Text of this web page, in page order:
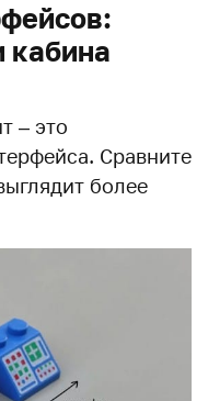
кабина
– это
Сравните
более